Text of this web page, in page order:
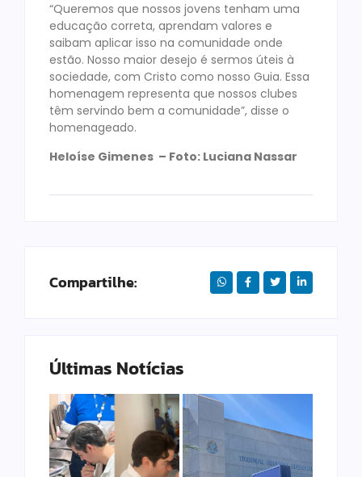
“Queremos que nossos jovens tenham uma
educação correta, aprendam valores e
saibam aplicar isso na comunidade onde
estão. Nosso maior desejo é sermos úteis à
sociedade, com Cristo como nosso Guia. Essa
homenagem representa que nossos clubes
têm servindo bem a comunidade”, disse o
homenageado.
Heloíse Gimenes – Foto: Luciana Nassar
Compartilhe:
Últimas Notícias